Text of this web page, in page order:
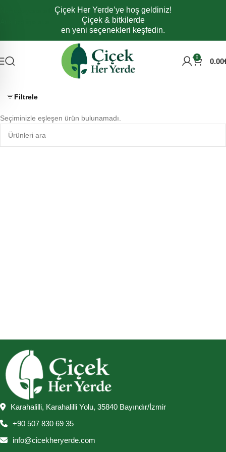
Navigasyona atlaÇiçek Her Yerde’ye hoş geldiniz!
Çiçek & bitkilerde
en yeni seçenekleri keşfedin.
0 0.00
Filtrele
Seçiminizle eşleşen ürün bulunamadı.
Karahalilli, Karahalilli Yolu, 35840 Bayındır/İzmir
+90 507 830 69 35
info@cicekheryerde.com